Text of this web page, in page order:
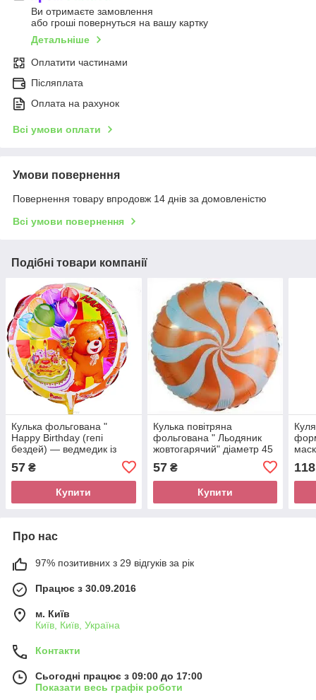
Ви отримаєте замовлення
або гроші повернуться на вашу картку
Детальніше
Оплатити частинами
Післяплата
Оплата на рахунок
Всі умови оплати
Умови повернення
Повернення товару впродовж 14 днів за домовленістю
Всі умови повернення
Подібні товари компанії
Кулька фольгована "
Happy Birthday (гепі
бездей) — ведмедик із
діаметр 45 см.
57 ₴
Купити
Кулька повітряна
фольгована " Льодяник
жовтогарячий" діаметр 45
57₴
Купити
118
Про нас
97% позитивних з 29 відгуків за рік
Працює з 30.09.2016
м. Київ
Київ, Київ, Україна
Контакти
Сьогодні працює з 09:00 до 17:00
Показати весь графік роботи